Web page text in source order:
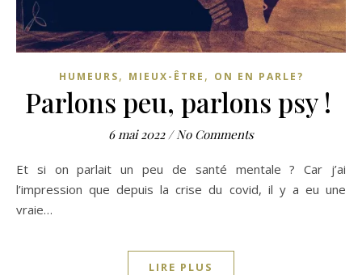
HUMEURS, MIEUX-ÊTRE , ON EN PARLE?
Parlons peu, parlons psy !
6 mai 2022 / No Comments
Et si on parlait un peu de santé mentale ? Car j’ai
l’impression que depuis la crise du covid, il y a eu une
vraie…
LIRE PLUS